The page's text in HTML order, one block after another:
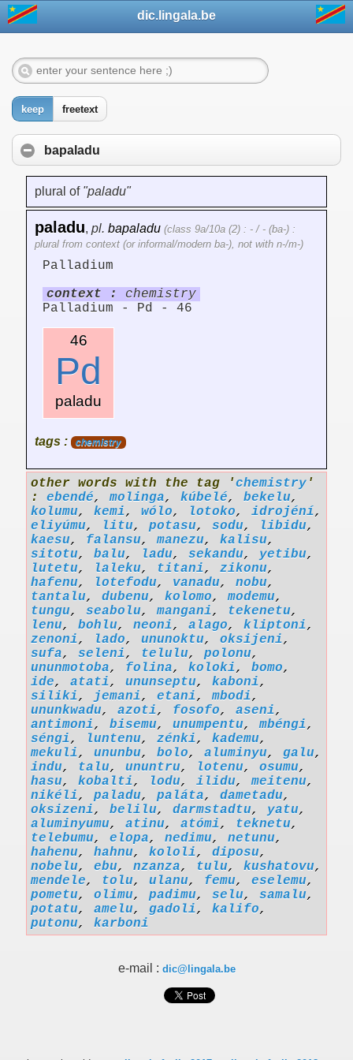
dic.lingala.be
keep freetext
bapaladu
plural of "paladu"
paladu, pl. bapaladu (class 9a/10a (2) : - / - (ba-) :
plural from context (or informal/modern ba-), not with n-/m-)
Palladium
context :
chemistry
Palladium - Pd - 46
46
Pd
paladu
tags : chemistry
other words with the tag 'chemistry '
: ebendé,molinga, kúbelé, bekelu,
kolumu, kemi, wólo, lotoko, idrojéní,
eliyúmu, litu, potasu, sodu, libidu,
kaesu, falansu,manezu, kalisu,
sitotu, balu, ladu, sekandu, yetibu,
lutetu, laleku, titani, zikonu,
hafenu, lotefodu, vanadu, nobu,
tantalu, dubenu, kolomo,modemu,
tungu, seabolu,mangani, tekenetu,
lenu, bohlu, neoni, alago, kliptoni,
zenoni, lado, ununoktu, oksijeni,
sufa, seleni, telulu, polonu,
ununmotoba, folina, koloki, bomo,
ide, atati, ununseptu, kaboni,
siliki, jemani, etani,mbodi,
ununkwadu, azoti, fosofo, aseni,
antimoni, bisemu, unumpentu,mbéngi,
séngi, luntenu, zénki, kademu,
mekuli, ununbu, bolo, aluminyu, galu,
indu, talu, ununtru, lotenu, osumu,
hasu, kobalti, lodu, ilidu,meitenu,
nikéli, paladu, paláta, dametadu,
oksizeni, belilu, darmstadtu, yatu,
aluminyumu, atinu, atómi, teknetu,
telebumu, elopa, nedimu, netunu,
hahenu, hahnu, kololi, diposu,
nobelu, ebu, nzanza, tulu, kushatovu,
mendele, tolu, ulanu, femu, eselemu,
pometu, olimu, padimu, selu, samalu,
potatu, amelu, gadoli, kalifo,
putonu, karboni
e-mail : dic@lingala.be